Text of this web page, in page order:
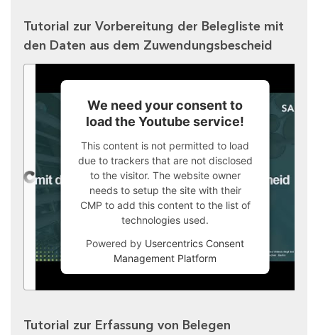
Tutorial zur Vorbereitung der Belegliste mit
den Daten aus dem Zuwendungsbescheid
We need your consent to
load the Youtube service!
This content is not permitted to load
due to trackers that are not disclosed
to the visitor. The website owner
needs to setup the site with their
CMP to add this content to the list of
technologies used.
Powered by Usercentrics Consent
Management Platform
Tutorial zur Erfassung von Belegen